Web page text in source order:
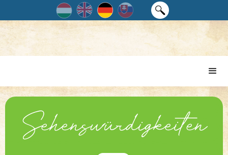
Sehenswürdigkeiten